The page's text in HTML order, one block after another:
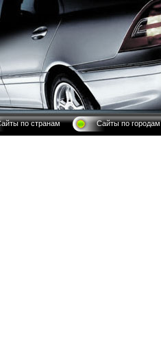
по странам Сайты по городам